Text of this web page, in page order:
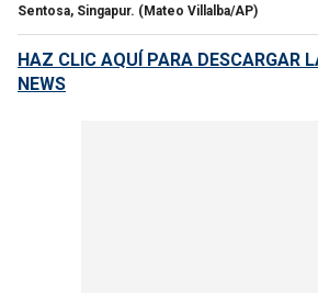
Sentosa, Singapur. (Mateo Villalba/AP)
HAZ CLIC AQUÍ PARA DESCARGAR
NEWS